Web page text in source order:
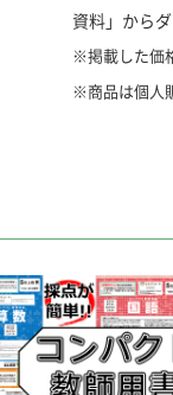
資料」から
発行形態
●学期刊 上
●大きさ：
●色：表裏オ
教師用付
●コンパクト
●金ROM
※掲載した価
※商品は個人